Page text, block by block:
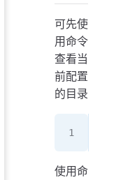
可先使
用命令
查看当
前配置
的目录
使用命